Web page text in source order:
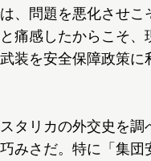
、問題を悪化させこ
痛感したからこそ、
装を安全保障政策に
タリカの外交史を調
みさだ。特に「集団